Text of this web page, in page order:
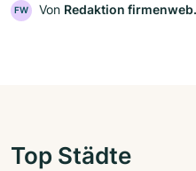
FW Von Redaktion
Top Städte